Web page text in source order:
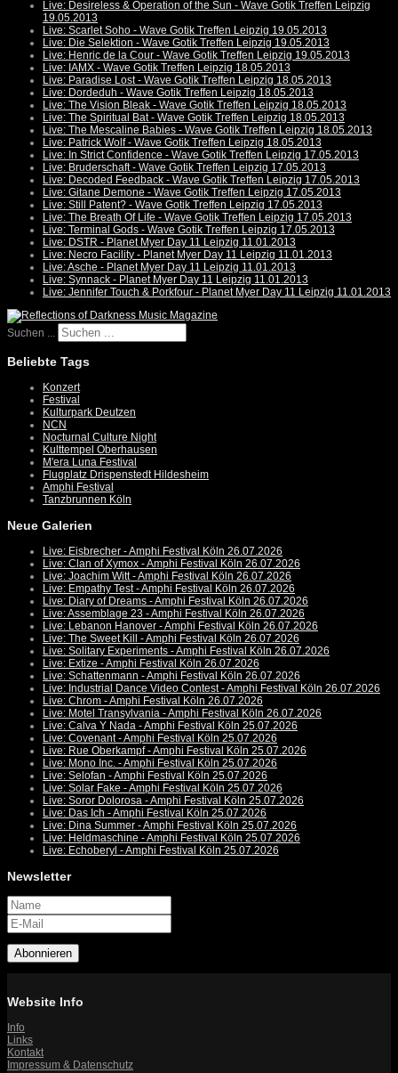
Live: Desireless & Operation of the Sun - Wave Gotik Treffen Leipzig
19.05.2013
Live: Scarlet Soho - Wave Gotik Treffen Leipzig 19.05.2013
Live: Die Selektion - Wave Gotik Treffen Leipzig 19.05.2013
Live: Henric de la Cour - Wave Gotik Treffen Leipzig 19.05.2013
Live: IAMX - Wave Gotik Treffen Leipzig 18.05.2013
Live: Paradise Lost - Wave Gotik Treffen Leipzig 18.05.2013
Live: Dordeduh - Wave Gotik Treffen Leipzig 18.05.2013
Live: The Vision Bleak - Wave Gotik Treffen Leipzig 18.05.2013
Live: The Spiritual Bat - Wave Gotik Treffen Leipzig 18.05.2013
Live: The Mescaline Babies - Wave Gotik Treffen Leipzig 18.05.2013
Live: Patrick Wolf - Wave Gotik Treffen Leipzig 18.05.2013
Live: In Strict Confidence - Wave Gotik Treffen Leipzig 17.05.2013
Live: Bruderschaft - Wave Gotik Treffen Leipzig 17.05.2013
Live: Decoded Feedback - Wave Gotik Treffen Leipzig 17.05.2013
Live: Gitane Demone - Wave Gotik Treffen Leipzig 17.05.2013
Live: Still Patent? - Wave Gotik Treffen Leipzig 17.05.2013
Live: The Breath Of Life - Wave Gotik Treffen Leipzig 17.05.2013
Live: Terminal Gods - Wave Gotik Treffen Leipzig 17.05.2013
Live: DSTR - Planet Myer Day 11 Leipzig 11.01.2013
Live: Necro Facility - Planet Myer Day 11 Leipzig 11.01.2013
Live: Asche - Planet Myer Day 11 Leipzig 11.01.2013
Live: Synnack - Planet Myer Day 11 Leipzig 11.01.2013
Live: Jennifer Touch & Porkfour - Planet Myer Day 11 Leipzig 11.01.2013
Suchen ...
Beliebte Tags
Konzert
Festival
Kulturpark Deutzen
NCN
Nocturnal Culture Night
Kulttempel Oberhausen
M'era Luna Festival
Flugplatz Drispenstedt Hildesheim
Amphi Festival
Tanzbrunnen Köln
Neue Galerien
Live: Eisbrecher - Amphi Festival Köln 26.07.2026
Live: Clan of Xymox - Amphi Festival Köln 26.07.2026
Live: Joachim Witt - Amphi Festival Köln 26.07.2026
Live: Empathy Test - Amphi Festival Köln 26.07.2026
Live: Diary of Dreams - Amphi Festival Köln 26.07.2026
Live: Assemblage 23 - Amphi Festival Köln 26.07.2026
Live: Lebanon Hanover - Amphi Festival Köln 26.07.2026
Live: The Sweet Kill - Amphi Festival Köln 26.07.2026
Live: Solitary Experiments - Amphi Festival Köln 26.07.2026
Live: Extize - Amphi Festival Köln 26.07.2026
Live: Schattenmann - Amphi Festival Köln 26.07.2026
Live: Industrial Dance Video Contest - Amphi Festival Köln 26.07.2026
Live: Chrom - Amphi Festival Köln 26.07.2026
Live: Motel Transylvania - Amphi Festival Köln 26.07.2026
Live: Calva Y Nada - Amphi Festival Köln 25.07.2026
Live: Covenant - Amphi Festival Köln 25.07.2026
Live: Rue Oberkampf - Amphi Festival Köln 25.07.2026
Live: Mono Inc. - Amphi Festival Köln 25.07.2026
Live: Selofan - Amphi Festival Köln 25.07.2026
Live: Solar Fake - Amphi Festival Köln 25.07.2026
Live: Soror Dolorosa - Amphi Festival Köln 25.07.2026
Live: Das Ich - Amphi Festival Köln 25.07.2026
Live: Dina Summer - Amphi Festival Köln 25.07.2026
Live: Heldmaschine - Amphi Festival Köln 25.07.2026
Live: Echoberyl - Amphi Festival Köln 25.07.2026
Newsletter
Abonnieren
Website Info
Info
Links
Kontakt
Impressum & Datenschutz